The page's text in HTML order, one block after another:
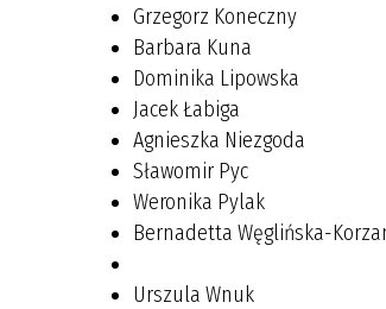
Grzegorz Koneczny
Barbara Kuna
Dominika Lipowska
Jacek Łabiga
Agnieszka Niezgoda
Sławomir Pyc
Weronika Pylak
Bernadetta Węglińska-
Urszula Wnuk